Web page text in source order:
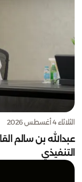
الثلاثاء 4 أغسطس 2026
عبدالله بن سالم
التنفيذي